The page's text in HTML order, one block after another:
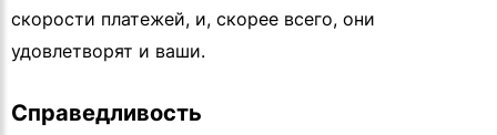
скорости платежей, и, скорее всего, они
удовлетворят и ваши.
Справедливость